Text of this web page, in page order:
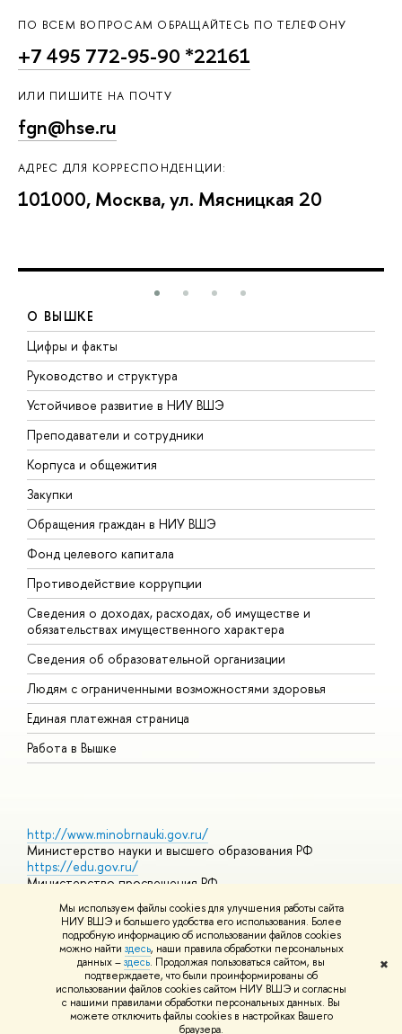
Мы используем файлы cookies для улучшения работы сайта
НИУ ВШЭ и большего удобства его использования. Более
подробную информацию об использовании файлов cookies
можно найти здесь, наши правила обработки персональных
данных –здесь. Продолжая пользоваться сайтом, вы
подтверждаете, что были проинформированы об
использовании файлов cookies сайтом НИУ ВШЭ и согласны
с нашими правилами обработки персональных данных. Вы
можете отключить файлы cookies в настройках Вашего
браузера.
✖
ПО ВСЕМ ВОПРОСАМ ОБРАЩАЙТЕСЬ ПО ТЕЛЕФОНУ
+7 495 772-95-90 *22161
ИЛИ ПИШИТЕ НА ПОЧТУ
fgn@hse.ru
АДРЕС ДЛЯ КОРРЕСПОНДЕНЦИИ:
101000, Москва, ул. Мясницкая 20
О ВЫШКЕ
Цифры и факты
Руководство и структура
Устойчивое развитие в НИУ ВШЭ
Преподаватели и сотрудники
Корпуса и общежития
Закупки
Обращения граждан в НИУ ВШЭ
Фонд целевого капитала
Противодействие коррупции
Сведения о доходах, расходах, об имуществе и
обязательствах имущественного характера
Сведения об образовательной организации
Людям с ограниченными возможностями здоровья
Единая платежная страница
Работа в Вышке
http://www.minobrnauki.gov.ru/
Министерство науки и высшего образования РФ
https://edu.gov.ru/
Министерство просвещения РФ
https://elearning.hse.ru/mooc
Массовые открытые онлайн-курсы
© НИУ ВШЭ 1993–2026 Адреса и контактыУсловия
использования материалов Политика конфиденциальности
Шрифты HSE Sans и HSE Slab разработаны вШколе дизайна НИУ